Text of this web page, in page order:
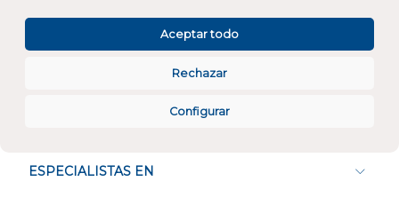
Configurar
Rechazar
Aceptar todo
ESPECIALISTAS EN